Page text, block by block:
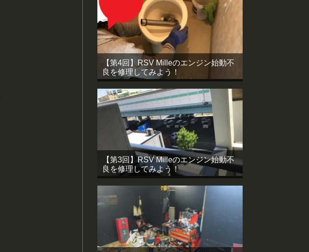
【第4回】RSV Milleのエンジン始動不
良を修理してみよう！
【第3回】RSV Milleのエンジン始動不
良を修理してみよう！